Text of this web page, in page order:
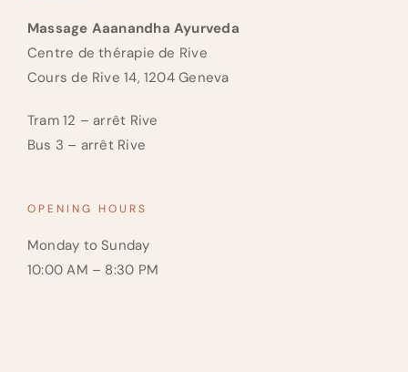
Massage Aaanandha Ayurveda
Centre de thérapie de Rive
Cours de Rive 14, 1204 Geneva
Tram 12 – arrêt Rive
Bus 3 – arrêt Rive
OPENING HOURS
Monday to Sunday
10:00 AM – 8:30 PM